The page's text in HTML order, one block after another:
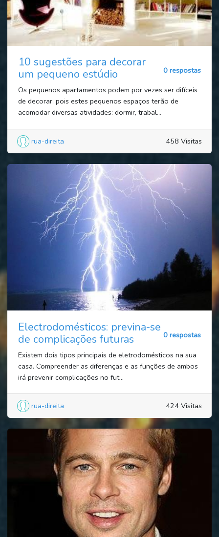
10 sugestões para decorar
um pequeno estúdio
0 respostas
Os pequenos apartamentos podem por vezes ser difíceis
de decorar, pois estes pequenos espaços terão de
acomodar diversas atividades: dormir, trabal...
rua-direita 458 Visitas
Electrodomésticos: previna-se
de complicações futuras
0 respostas
Existem dois tipos principais de eletrodomésticos na sua
casa. Compreender as diferenças e as funções de ambos
irá prevenir complicações no fut...
rua-direita 424 Visitas